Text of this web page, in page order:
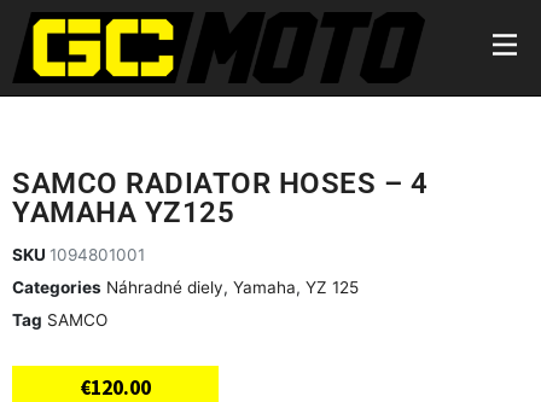
SAMCO RADIATOR HOSES – 4
YAMAHA YZ125
SKU 1094801001
Categories Náhradné diely, Yamaha, YZ 125
Tag SAMCO
€120.00